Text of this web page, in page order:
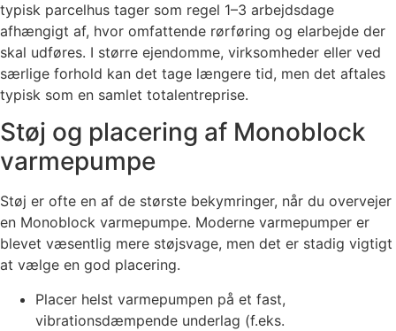
typisk parcelhus tager som regel 1–3 arbejdsdage
afhængigt af, hvor omfattende rørføring og elarbejde der
skal udføres. I større ejendomme, virksomheder eller ved
særlige forhold kan det tage længere tid, men det aftales
typisk som en samlet totalentreprise.
Støj og placering af Monoblock
varmepumpe
Støj er ofte en af de største bekymringer, når du overvejer
en Monoblock varmepumpe. Moderne varmepumper er
blevet væsentlig mere støjsvage, men det er stadig vigtigt
at vælge en god placering.
Placer helst varmepumpen på et fast,
vibrationsdæmpende underlag (f.eks.